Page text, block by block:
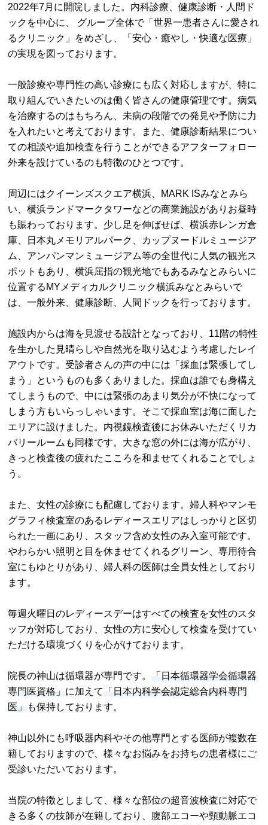
2022年7月に開院しました。内科診療、健康診断・人間ド
ックを中心に、 グループ全体で「世界一患者さんに愛され
るクリニック」をめざし、「安心・癒やし・快適な医療」
の実現を図っております。
一般診療や専門性の高い診療にも広く対応しますが、特に
取り組んでいきたいのは働く皆さんの健康管理です。病気
を治療するのはもちろん、未病の段階での発見や予防に力
を入れたいと考えております。また、健康診断結果につい
ての相談や追加検査を行うことができるアフターフォロー
外来を設けているのも特徴のひとつです。
周辺にはクイーンズスクエア横浜、MARK ISみなとみら
い、横浜ランドマークタワーなどの商業施設がありお昼時
も賑わっております。少し足を伸ばせば、横浜赤レンガ倉
庫、日本丸メモリアルパーク、カップヌードルミュージア
ム、アンパンマンミュージアム等の全世代に人気の観光ス
ポットもあり、横浜屈指の観光地でもあるみなとみらいに
位置するMYメディカルクリニック横浜みなとみらいで
は、一般外来、健康診断、人間ドックを行っております。
施設内からは海を見渡せる設計となっており、11階の特性
を生かした見晴らしや自然光を取り込むよう考慮したレイ
アウトです。受診者さんの声の中には「採血は緊張してし
まう」というものも多くありました。採血は誰でも身構え
てしまうもので、中には緊張のあまり気分が不快になって
しまう方もいらっしゃいます。そこで採血室は海に面した
エリアに設けました。内視鏡検査後にお休みいただくリカ
バリールームも同様です。大きな窓の外には海が広がり、
きっと検査後の疲れたこころを和ませてくれることでしょ
う。
また、女性の診療にも配慮しております。婦人科やマンモ
グラフィ検査室のあるレディースエリアはしっかりと区切
られた一画にあり、スタッフ含め女性のみ入室可能です。
やわらかい照明と目を休ませてくれるグリーン、専用待合
室にもゆとりがあり、婦人科の医師は全員女性としており
ます。
毎週火曜日のレディースデーはすべての検査を女性のスタ
ッフが対応しており、女性の方に安心して検査を受けてい
ただける環境づくりを心がけております。
院長の神山は循環器が専門です。
「日本循環器学会循環器
専門医資格」 に加えて
「日本内科学会認定総合内科専門
医」
も保持しております。
神山以外にも呼吸器内科やその他専門とする医師が複数在
籍しておりますので、様々なお悩みをお持ちの患者様にご
受診いただいております。
当院の特徴としまして、様々な部位の超音波検査に対応で
きる多くの技師が在籍しており、腹部エコーや頸動脈エコ